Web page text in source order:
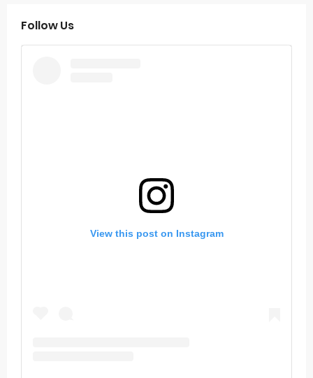
Follow Us
View this post on Instagram